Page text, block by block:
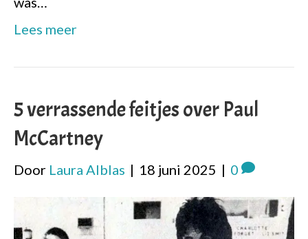
Lees meer
5 verrassende feitjes over Paul
McCartney
Door Laura Alblas | 18 juni 2025 | 0